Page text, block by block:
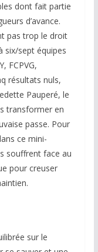
dont fait partie
d’avance.
pas trop le droit
six/sept équipes
FCPVG,
résultats nuls,
Pauperé, le
transformer en
passe. Pour
ce mini-
souffrent face au
pour creuser
sur le